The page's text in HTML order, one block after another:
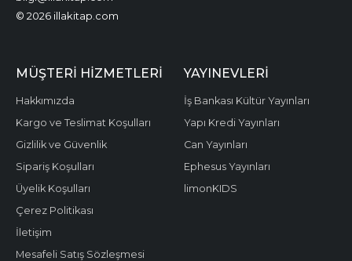
© 2026 illakitap.com
MÜŞTERI HIZMETLERI
Hakkımızda
Kargo ve Teslimat Koşulları
Gizlilik ve Güvenlik
Sipariş Koşulları
Üyelik Koşulları
Çerez Politikası
İletişim
Mesafeli Satış Sözleşmesi
YAYINEVLERI
İş Bankası Kültür Yayınları
Yapı Kredi Yayınları
Can Yayınları
Ephesus Yayınları
limonKIDS